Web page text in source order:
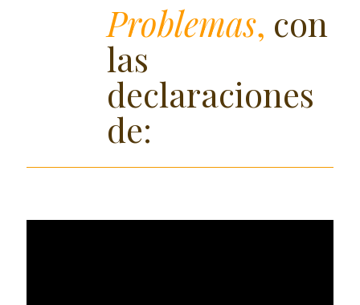
Problemas, con
las
declaraciones
de: